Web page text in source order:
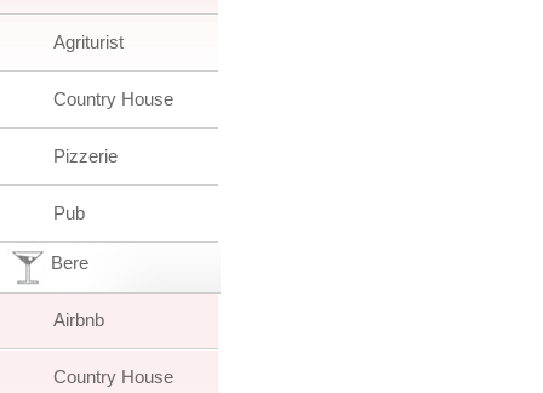
Agriturist
Country House
Pizzerie
Pub
Bere
Airbnb
Country House